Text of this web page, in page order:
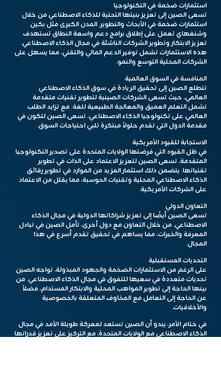
استثمارات ضخمة في التكنولوجيا
تسعى الصين إلى تعزيز بنيتها التحتية للذكاء الاصطناعي من خلال
استثمارات ضخمة في الأبحاث والتطوير. المدن الكبرى مثل بكين
وشنغهاي تعمل على إطلاق برامج دعم واسعة النطاق تستهدف
تعزيز الابتكار وتطوير الشركات الناشئة في مجال الذكاء الاصطناعي.
هذه الاستثمارات تشمل توفير الدعم المالي والتقني، مما يسهل على
الشركات المحلية التوسع والنمو.
المنافسة في السوق العالمية
تتطلع الصين إلى تحقيق الريادة في سوق الذكاء الاصطناعي
العالمي، حيث تسعى الشركات الصينية لتطوير تقنيات متقدمة
تشمل التعلم العميق والمعالجة الطبيعية للغة. مع تزايد الطلب
العالمي على تكنولوجيا الذكاء الاصطناعي، تسعى الصين لتكون في
مقدمة الدول التي تقدم حلولاً مبتكرة تلبي احتياجات السوق.
الاستجابة للقيود الأمريكية
في ظل القيود التي فرضتها الولايات المتحدة على تصدير التكنولوجيا
المتقدمة، تسعى الصين لتعزيز الاعتماد على الذات في تطوير
تقنياتها. يتضمن ذلك استثمار المزيد من الموارد في تطوير رقائق
الذكاء الاصطناعي المحلية وتقنيات الحوسبة، مما يقلل من الاعتماد
على الشركات الأمريكية.
التعاون الدولي
تسعى الصين أيضًا إلى تعزيز شراكاتها الدولية في مجال الذكاء
الاصطناعي. من خلال التعاون مع دول أخرى، تأمل الصين في تبادل
المعرفة والخبرات، مما يساهم في تحقيق تقدم أسرع في هذا
المجال.
التحديات المستقبلية
على الرغم من الاستثمارات الضخمة والجهود المبذولة، تواجه الصين
تحديات متعددة في سعيها للتفوق في مجال الذكاء الاصطناعي. من
بينها الحاجة إلى تطوير المواهب المحلية والابتكار المستدام، فضلاً
عن الحاجة إلى التعامل مع المخاوف المتعلقة بالخصوصية
والأخلاقيات.
في ختام الأمر، يبدو أن الصين تستعد لمعركة طويلة الأمد في مجال
الذكاء الاصطناعي مع الولايات المتحدة، مع التركيز على تعزيز قدراتها